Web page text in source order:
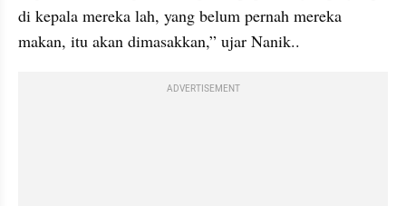
di kepala mereka lah, yang belum pernah mereka
makan, itu akan dimasakkan,” ujar Nanik..
ADVERTISEMENT